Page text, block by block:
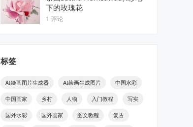
下的玫瑰花
1 评论
标签
AI绘画图片生成器 AI绘画生成图片 中国水彩
中国画家 乡村 人物 入门教程 写实
国外水彩 国外画家 图文教程 复古